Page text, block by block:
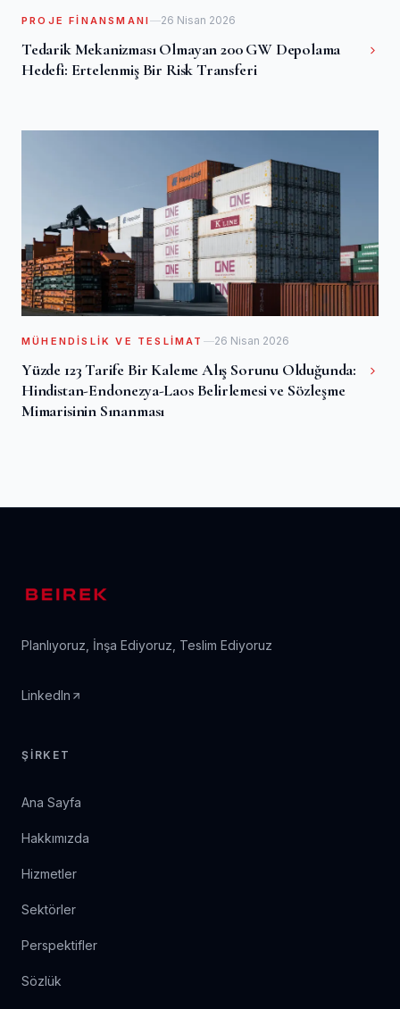
PROJE FINANSMANI 26 Nisan 2026
Tedarik Mekanizması Olmayan 200 GW Depolama
Hedefi: Ertelenmiş Bir Risk Transferi
MÜHENDISLIK VE TESLIMAT 26 Nisan 2026
Yüzde 123 Tarife Bir Kaleme Alış Sorunu Olduğunda:
Hindistan-Endonezya-Laos Belirlemesi ve Sözleşme
Mimarisinin Sınanması
Planlıyoruz, İnşa Ediyoruz, Teslim Ediyoruz
LinkedIn
ŞIRKET
Ana Sayfa
Hakkımızda
Hizmetler
Sektörler
Perspektifler
Sözlük